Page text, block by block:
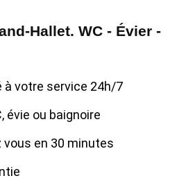
Hallet. WC - Évier -
à votre service 24h/7
évie ou baignoire
en 30 minutes